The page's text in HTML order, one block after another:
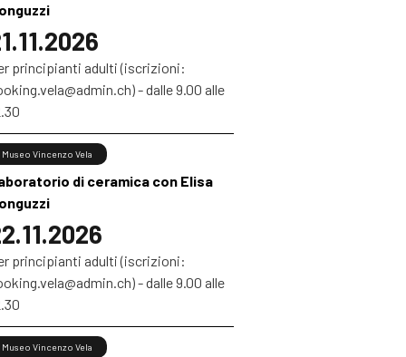
principianti adulti (iscrizioni:
- dalle 9.00 alle
di ceramica con Elisa
Museo Vincenzo Vela
principianti adulti (iscrizioni:
- dalle 9.00 alle
Museo Vincenzo Vela